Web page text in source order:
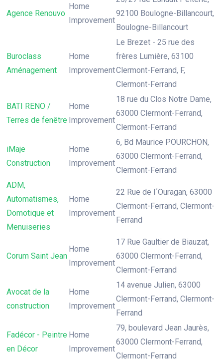
Agence Renouvo
Home
Improvement
92100 Boulogne-Billancourt,
Boulogne-Billancourt
Buroclass
Aménagement
Home
Improvement
Le Brezet - 25 rue des
frères Lumière, 63100
Clermont-Ferrand, F,
Clermont-Ferrand
BATI RENO /
Terres de fenêtre
Home
Improvement
18 rue du Clos Notre Dame,
63000 Clermont-Ferrand,
Clermont-Ferrand
iMaje
Construction
Home
Improvement
6, Bd Maurice POURCHON,
63000 Clermont-Ferrand,
Clermont-Ferrand
ADM,
Automatismes,
Domotique et
Menuiseries
Home
Improvement
22 Rue de l´Ouragan, 63000
Clermont-Ferrand, Clermont-
Ferrand
Corum Saint Jean
Home
Improvement
17 Rue Gaultier de Biauzat,
63000 Clermont-Ferrand,
Clermont-Ferrand
Avocat de la
construction
Home
Improvement
14 avenue Julien, 63000
Clermont-Ferrand, Clermont-
Ferrand
Fadécor - Peintre
en Décor
Home
Improvement
79, boulevard Jean Jaurès,
63000 Clermont-Ferrand,
Clermont-Ferrand